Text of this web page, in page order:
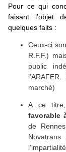
Pour ce qui
faisant l’objet
quelques faits :
Ceux-ci
R.F.F.)
public
marché)
A ce
favorable
de